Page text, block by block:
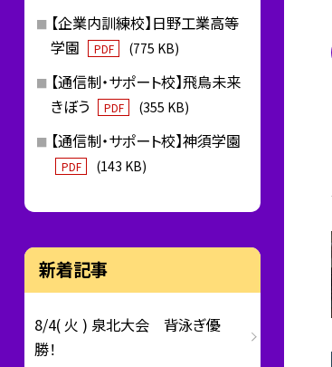
【企業内訓練校】日野工業高等
学園
PDF (775 KB)
【通信制・サポート校】飛鳥未来
きぼう
PDF (355 KB)
【通信制・サポート校】神須学園
PDF (143 KB)
新着記事
8/4( 火 ) 泉北大会 背泳ぎ優
勝！